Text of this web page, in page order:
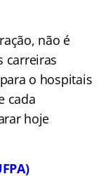
não é
carreiras
o hospitais
cada
hoje